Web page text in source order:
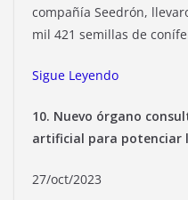
compañía Seedrón,
mil 421 semillas de
Sigue Leyendo
10. Nuevo órgano
artificial para potenciar
27/oct/2023